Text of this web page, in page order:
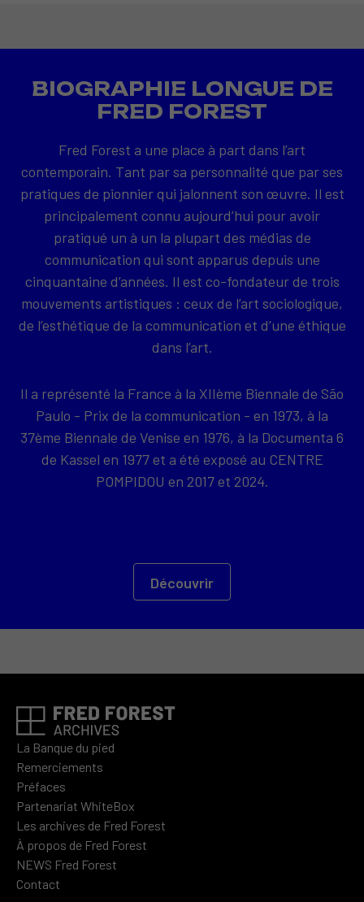
BIOGRAPHIE LONGUE DE
FRED FOREST
Fred Forest a une place à part dans l’art
contemporain. Tant par sa personnalité que par ses
pratiques de pionnier qui jalonnent son œuvre. Il est
principalement connu aujourd’hui pour avoir
pratiqué un à un la plupart des médias de
communication qui sont apparus depuis une
cinquantaine d’années. Il est co-fondateur de trois
mouvements artistiques : ceux de l’art sociologique,
de l’esthétique de la communication et d’une éthique
dans l’art.
Il a représenté la France à la XIIème Biennale de São
Paulo - Prix de la communication - en 1973, à la
37ème Biennale de Venise en 1976, à la Documenta 6
de Kassel en 1977 et a été exposé au CENTRE
POMPIDOU en 2017 et 2024.
Découvrir
La Banque du pied
Remerciements
Préfaces
Partenariat WhiteBox
Les archives de Fred Forest
À propos de Fred Forest
NEWS Fred Forest
Contact